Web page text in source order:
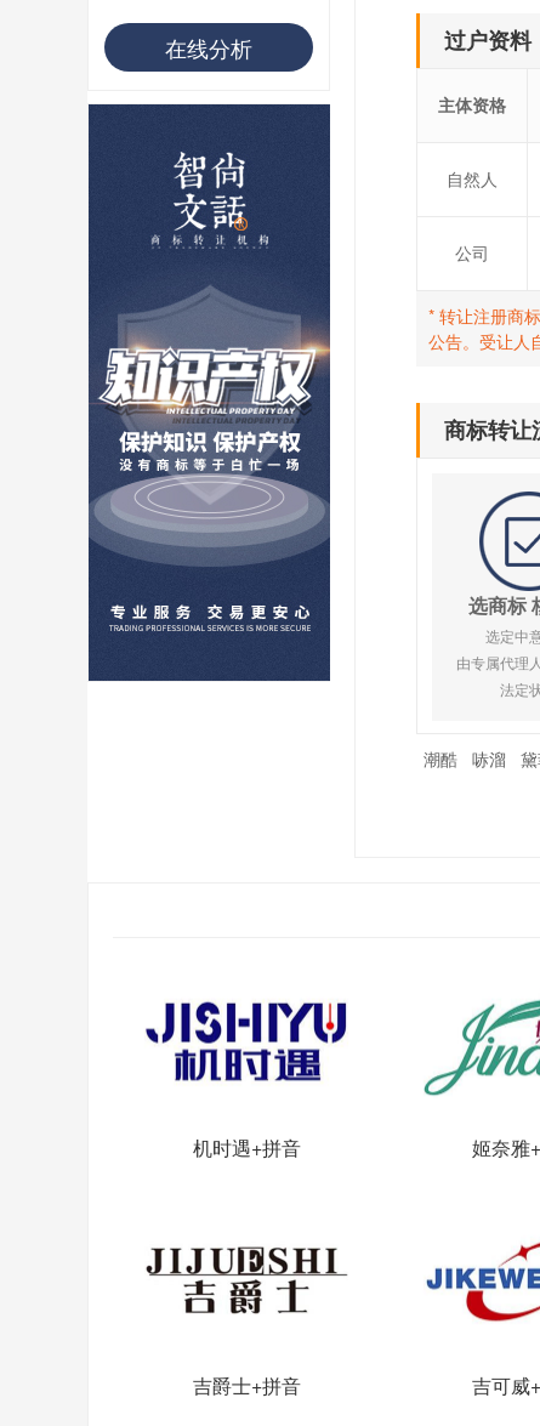
用户 S**19 购买 T***
用户 S**22 购买 茶***
用户 S**68 购买 俏***
在线分析 过户资料
主体资格
自然人
公司
* 转让注册商
公告。受让人
商标转让
选商标
选定中
由专属代理
法定
潮酷 哧溜
机时遇+拼音 姬奈雅
吉爵士+拼音 吉可威